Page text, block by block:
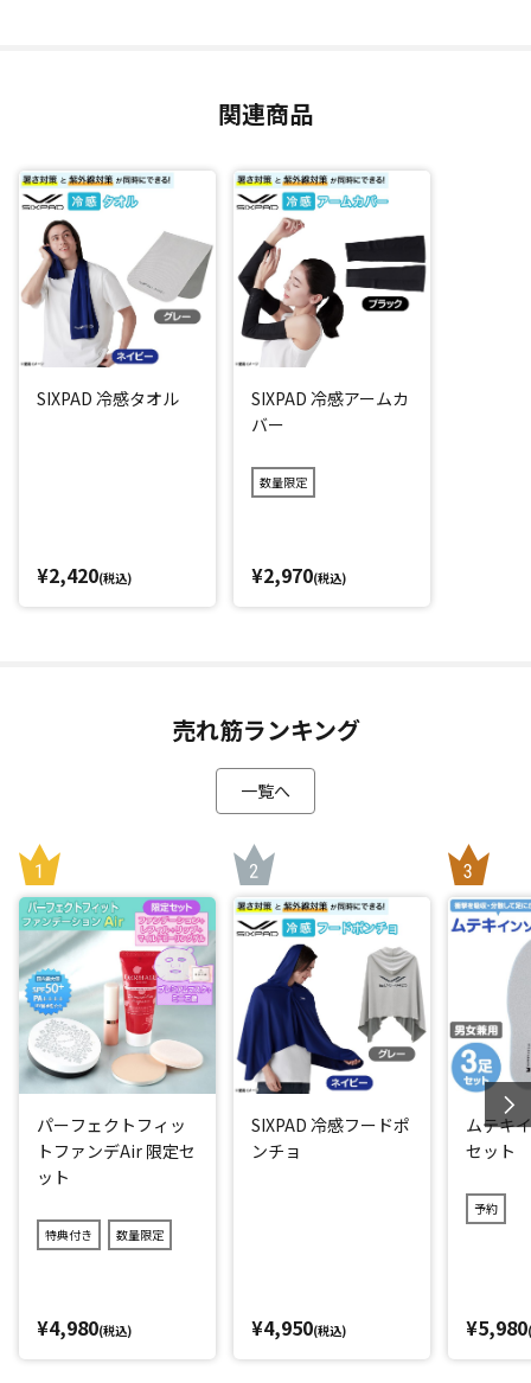
さく折りたたんで収納できるので、持ち運びに便利です。
通勤や運動、登山、農作業だけでなく、夏のスポーツを頑張
るお子様にもオススメです。
SIXPAD こだわりの冷感機能性繊維で何度でもひんやり！
水分が蒸発する時に周囲の熱を奪う「気化熱」の仕組みを利
用した、SIXPADこだわりの素材を使用。
だから水で「ぬらして」、「絞って」、「振るだけ」でひん
しかも冷たさが弱まったと感じても、振れば何度でもひんや
吸水性・速乾性・通気性にも優れているので、冷感効果があ
暑さ対策をしたいスポーツシーンや、運動前後のリフレッシ
ュタイムにもおすすめです。
かりカット
「SIXPAD 冷感フードポンチョ」のもう一つの魅力は紫外線対
策もバッチリなこと。
なんと最大98.5％(*1)のUVカット率！
ぬらさなくてもUV カット効果があるため、羽織るだけでO
K。
スポーツ観戦やフェス、屋外作業、アウトドアなどの夏の強
い日差しからしっかりガードします。
まとめ髪の首のうっかり日焼けなどにも大活躍します。
*1：UVカット率はカラーにより異なります（ネイビー98.
5％、グレー95.2％）
*2：乾いていたら、再度ぬらしてください。
閉じる
関連商品
SIXPAD 冷感タオル
¥2,420(税込)
SIXPAD 冷感アームカ
バー
数量限定
¥2,970(税込)
売れ筋ランキング
一覧へ
パーフェクトフィッ
トファンデAir 限定セ
ット
特典付き 数量限定
¥4,980(税込)
SIXPAD 冷感フードポ
ンチョ
¥4,950(税込)
ムテキ
セット
予約
¥5,980